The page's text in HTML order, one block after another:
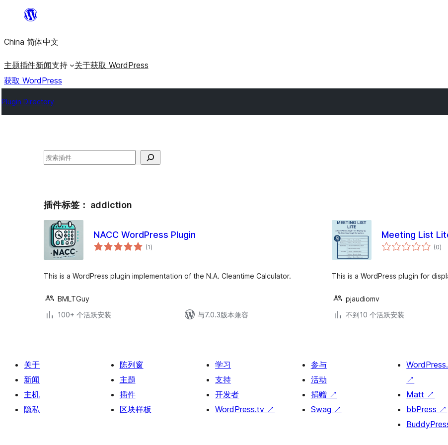
内
容
China 简体中文
主题插件新闻支持 关于获取 WordPress
获取 WordPress
Plugin Directory
搜
插件标签： addiction
NACC WordPress Plugin
(1总
评)
This is a WordPress plugin implementation of the N.A. Cleantime Calculator.
BMLTGuy
100+ 个活跃安装
与7.0.3版本兼容
Meeting List
(0总
评)
This is a WordPress plugin for
pjaudiomv
不到10 个活跃安装
关于
新闻
主机
隐私
陈列窗
主题
插件
区块样板
学习
支持
开发者
WordPress.tv ↗
参与
活动
捐赠 ↗
Swag ↗
↗
Matt ↗
bbPress ↗